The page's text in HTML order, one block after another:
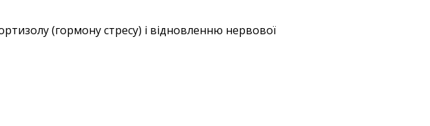
(гормону стресу) і відновленню нервової